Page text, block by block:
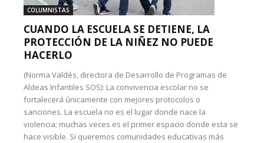
COLUMNISTAS
CUANDO LA ESCUELA SE DETIENE, LA
PROTECCIÓN DE LA NIÑEZ NO PUEDE
HACERLO
(Norma Valdés, directora de Desarrollo de Programas de
Aldeas Infantiles SOS): La convivencia escolar no se
fortalecerá únicamente con mejores protocolos o
sanciones. La escuela no es el lugar donde nace la
violencia; muchas veces es el primer espacio donde esta se
hace visible. Si queremos comunidades educativas más